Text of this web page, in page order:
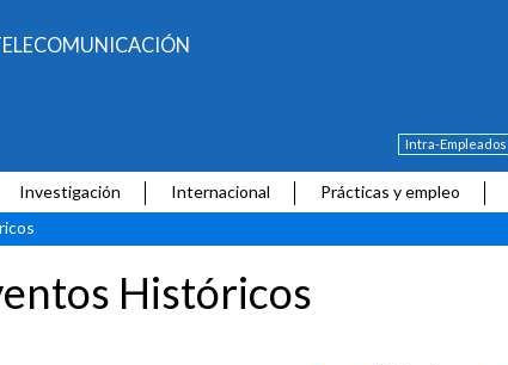
Intra-Empleados
Investigación Internacional
Prácticas y empleo
Históricos